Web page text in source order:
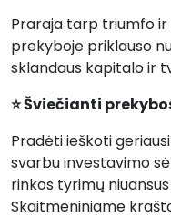
Praraja tarp triumfo
prekyboje priklauso
sklandaus kapitalo ir
⭐ Šviečianti
Pradėti ieškoti
svarbu investavimo
rinkos tyrimų
Skaitmeniniame